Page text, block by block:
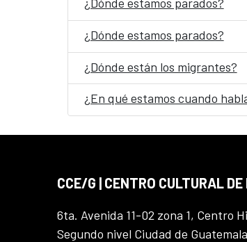
¿Dónde estamos parados?
¿Dónde estamos parados?
¿Dónde están los migrantes?
¿En qué estamos cuando
CCE/G | CENTRO CULTURAL
6ta. Avenida 11-02 zona 1, Centro
Segundo nivel Ciudad de Guatemala